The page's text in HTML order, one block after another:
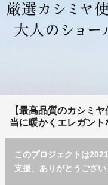
【最高品質のカシミ
当に暖かくエレガン
このプロジェクトは
支援、ありがとうござい